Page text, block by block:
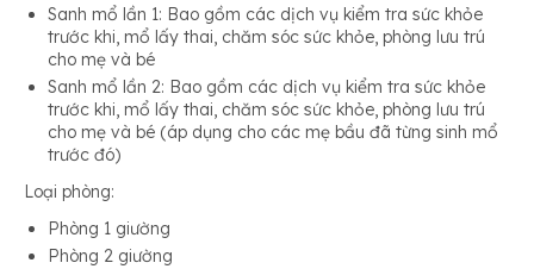
Sanh mổ lần 1: Bao gồm các dịch vụ kiểm tra sức khỏe
trước khi, mổ lấy thai, chăm sóc sức khỏe, phòng lưu trú
cho mẹ và bé
Sanh mổ lần 2: Bao gồm các dịch vụ kiểm tra sức khỏe
trước khi, mổ lấy thai, chăm sóc sức khỏe, phòng lưu trú
cho mẹ và bé (áp dụng cho các mẹ bầu đã từng sinh mổ
trước đó)
Loại phòng:
Phòng 1 giường
Phòng 2 giường